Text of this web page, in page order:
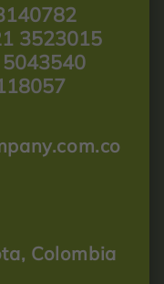
3523015
Colombia